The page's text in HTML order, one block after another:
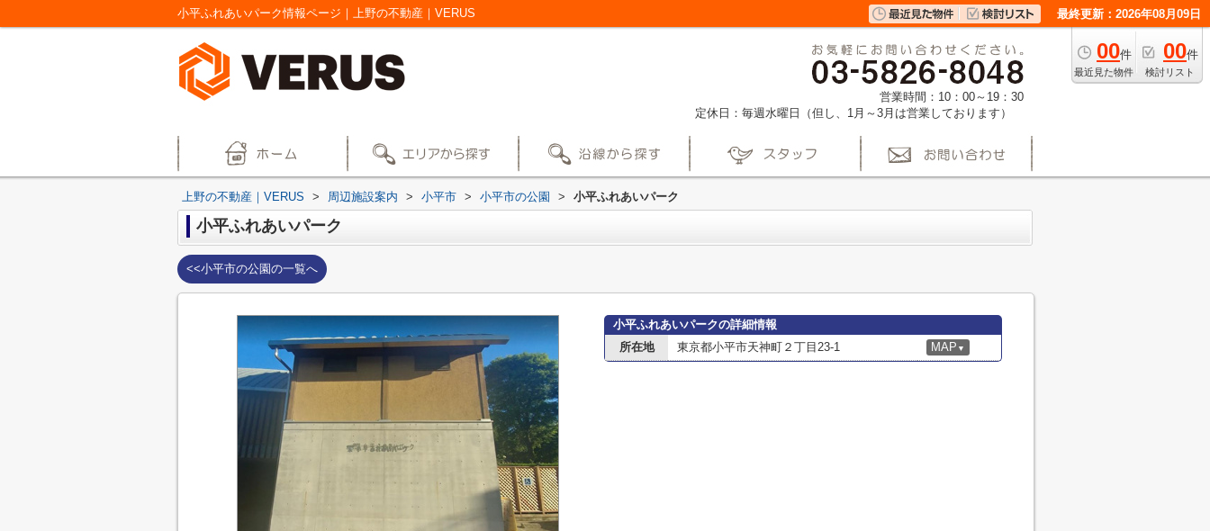
小平ふれあいパーク情報ページ｜上野の不動産｜VERUS 最終更新：2026年08月09日
00件
最近見た物件
00件
検討リスト
営業時間：10：00～19：30
定休日：毎週水曜日（但し、1月～3月は営業しております）
上野の不動産｜VERUS > 周辺施設案内 > 小平市 > 小平市の公園 > 小平ふれあいパーク
小平ふれあいパーク
<<小平市の公園の一覧へ
小平ふれあいパークの詳細情報
所在地
東京都小平市天神町２丁目23-1 MAP ▼